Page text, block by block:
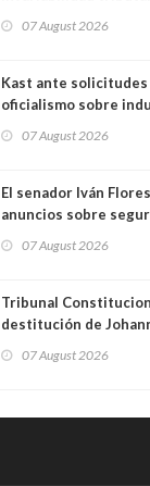
democracia” y
07 August 2026
Kast ante
oficialismo sobre
07 August 2026
El senador Iván
anuncios sobre
perseguir ruta del
07 August 2026
Tribunal
destitución de
justicia
07 August 2026